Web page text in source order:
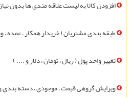
افزودن کالا به ليست علاقه مندی ها بدون
طبقه بندی مشتريان ( خريدار همکار ، عمده ،
تغيير واحد پول ( ريال ، تومان ، دلار و .... )
ويرايش گروهی قيمت ، موجودی ، دسته بندی